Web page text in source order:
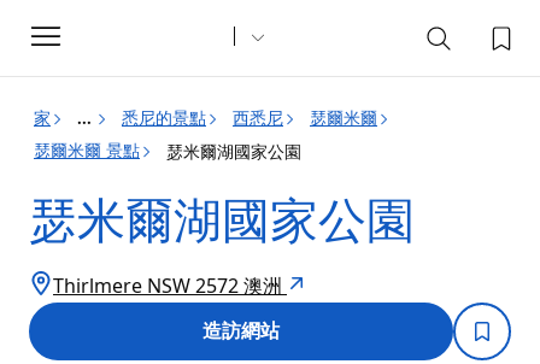
Toggle
navigation
家 ... 悉尼的景點 西悉尼
瑟爾米爾
瑟爾米爾 景點
瑟米爾湖國家公園
瑟米爾湖國家公園
Thirlmere NSW 2572 澳洲
造訪網站